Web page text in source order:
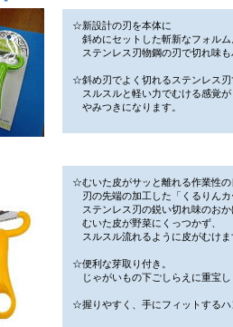
☆新設計の刃を本体に
斜めにセットした斬新なフォルム
ステンレス刃物鋼の刃で切れ味も
☆斜め刃でよく切れるステンレス刃
スルスルと軽い力でむける感覚が
やみつきになります。
☆むいた皮がサッと離れる作業性の
刃の先端の加工した「くるりんカ
ステンレス刃の鋭い切れ味のおか
むいた皮が野菜にくっつかず、
スルスル流れるように皮がむけま
☆便利な芽取り付き。
じゃがいもの下ごしらえに重宝し
☆握りやすく、手にフィットする